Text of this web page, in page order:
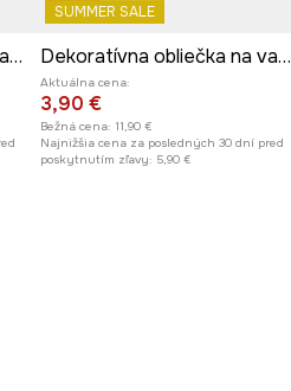
Dekoratívna obliečka na vankúš vianočný 45 x 45 cm
SUMMER SALE
Dekoratívna obliečka na vankúš
Aktuálna cena:
3,90 €
Bežná cena: 11,90 €
Najnižšia cena za posledných 30 dní pred
poskytnutím zľavy: 5,90 €